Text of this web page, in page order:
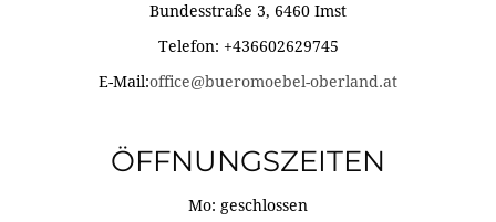
Bundesstraße 3, 6460 Imst
Telefon: +436602629745
E-Mail:office@bueromoebel-oberland.at
ÖFFNUNGSZEITEN
Mo: geschlossen